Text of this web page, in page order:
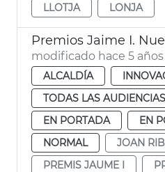
LLOTJA
LONJA
Premios Jaime I.
modificado hace 5 años
ALCALDÍA
TODAS LAS AUDIENCIAS
EN PORTADA
EN
NORMAL
JOAN
PREMIS JAUME I